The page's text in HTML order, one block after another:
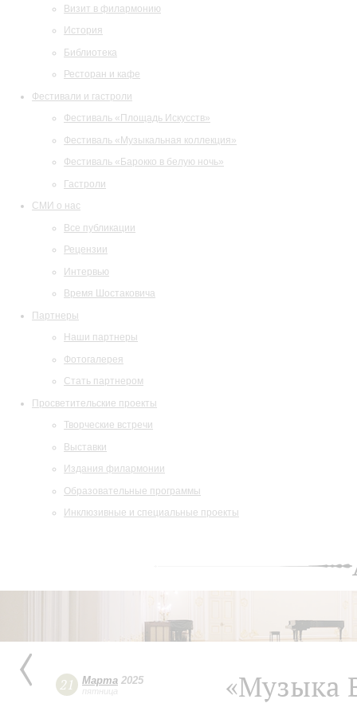
Визит в филармонию
История
Библиотека
Ресторан и кафе
Фестивали и гастроли
Фестиваль «Площадь Искусств»
Фестиваль «Музыкальная коллекция»
Фестиваль «Барокко в белую ночь»
Гастроли
СМИ о нас
Все публикации
Рецензии
Интервью
Время Шостаковича
Партнеры
Наши партнеры
Фотогалерея
Стать партнером
Просветительские проекты
Творческие встречи
Выставки
Издания филармонии
Образовательные программы
Инклюзивные и специальные проекты
21 Марта 2025
пятница «Музыка